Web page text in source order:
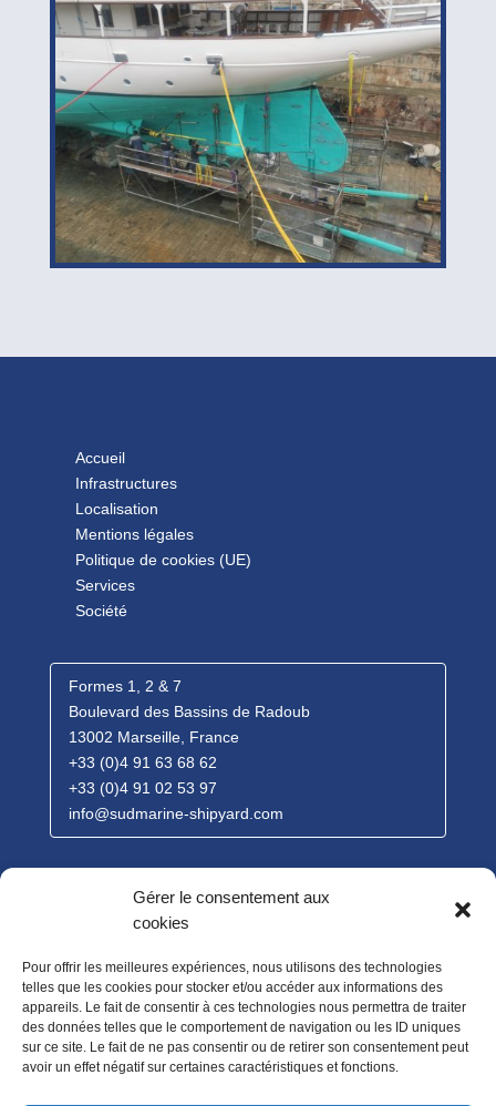
Gérer le consentement aux
cookies
Pour offrir les meilleures expériences, nous utilisons des technologies
telles que les cookies pour stocker et/ou accéder aux informations des
appareils. Le fait de consentir à ces technologies nous permettra de traiter
des données telles que le comportement de navigation ou les ID uniques
sur ce site. Le fait de ne pas consentir ou de retirer son consentement peut
avoir un effet négatif sur certaines caractéristiques et fonctions.
Accueil
Infrastructures
Localisation
Mentions légales
Politique de cookies (UE)
Services
Société
Formes 1, 2 & 7
Boulevard des Bassins de Radoub
13002 Marseille, France
+33 (0)4 91 63 68 62
+33 (0)4 91 02 53 97
info@sudmarine-shipyard.com
Contact Commercial
Emma Henry |Commerciale
e.henry@sudmarine-shipyard.com